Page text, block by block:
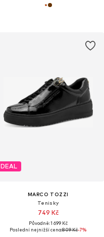
DEAL
MARCO TOZZI
Tenisky
749 Kč
Původně: 1 699 Kč
Poslední nejnižší cena:809 Kč-7%